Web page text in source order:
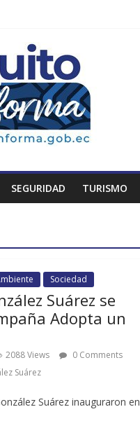
SEGURIDAD TURISMO
Sociedad
Suárez se
Adopta un
2088 Views
0 Comments
Suárez
Suárez inauguraron en